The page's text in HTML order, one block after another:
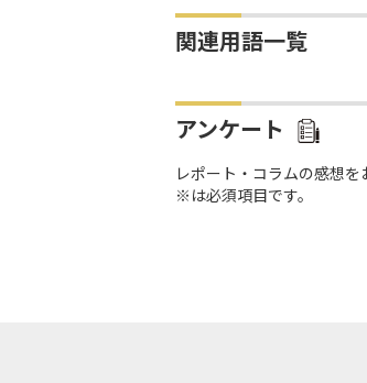
関連用語一覧
アンケート
レポート・コラムの感想
※は必須項目です。